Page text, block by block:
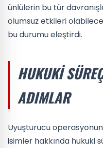
ünlülerin bu tür
olumsuz etkileri
bu durumu eleştirdi.
HUKUKI
ADIMLAR
Uyuşturucu
isimler hakkında hukuki